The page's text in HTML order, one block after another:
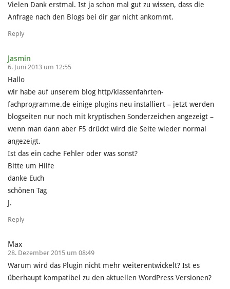
Vielen Dank erstmal. Ist ja schon mal gut zu wissen, dass die
Anfrage nach den Blogs bei dir gar nicht ankommt.
Reply
Jasmin
6. Juni 2013 um 12:55
Hallo
wir habe auf unserem blog http/klassenfahrten-
fachprogramme.de einige plugins neu installiert – jetzt werden
blogseiten nur noch mit kryptischen Sonderzeichen angezeigt –
wenn man dann aber F5 drückt wird die Seite wieder normal
angezeigt.
Ist das ein cache Fehler oder was sonst?
Bitte um Hilfe
danke Euch
schönen Tag
J.
Reply
Max
28. Dezember 2015 um 08:49
Warum wird das Plugin nicht mehr weiterentwickelt? Ist es
überhaupt kompatibel zu den aktuellen WordPress Versionen?